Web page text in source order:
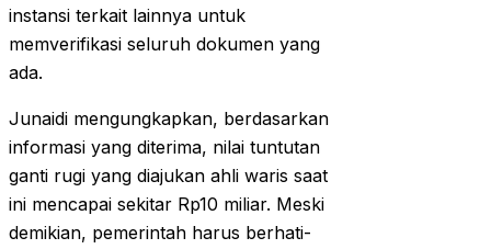
instansi terkait lainnya untuk
memverifikasi seluruh dokumen yang
ada.
Junaidi mengungkapkan, berdasarkan
informasi yang diterima, nilai tuntutan
ganti rugi yang diajukan ahli waris saat
ini mencapai sekitar Rp10 miliar. Meski
demikian, pemerintah harus berhati-